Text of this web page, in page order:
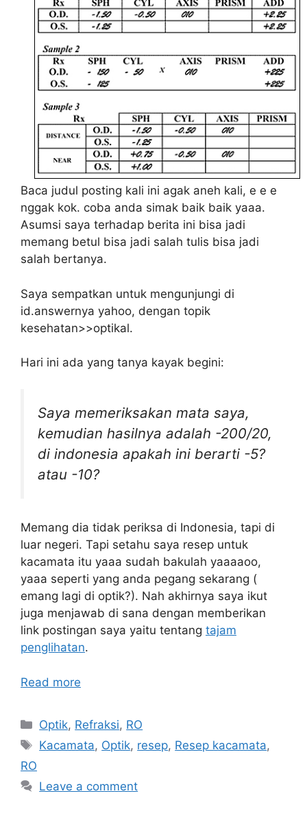
Baca judul posting kali ini agak aneh kali, e e e
nggak kok. coba anda simak baik baik yaaa.
Asumsi saya terhadap berita ini bisa jadi
memang betul bisa jadi salah tulis bisa jadi
salah bertanya.
Saya sempatkan untuk mengunjungi di
id.answernya yahoo, dengan topik
kesehatan>>optikal.
Hari ini ada yang tanya kayak begini:
Saya memeriksakan mata saya,
kemudian hasilnya adalah -200/20,
di indonesia apakah ini berarti -5?
atau -10?
Memang dia tidak periksa di Indonesia, tapi di
luar negeri. Tapi setahu saya resep untuk
kacamata itu yaaa sudah bakulah yaaaaoo,
yaaa seperti yang anda pegang sekarang (
emang lagi di optik?). Nah akhirnya saya ikut
juga menjawab di sana dengan memberikan
link postingan saya yaitu tentang tajam
penglihatan.
Read more
Categories
Optik, Refraksi, RO
Tags
Kacamata, Optik, resep, Resep kacamata,
RO
Leave a comment